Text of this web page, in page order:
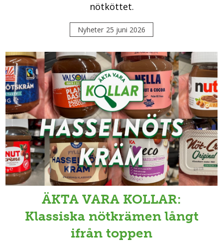
nötköttet.
Nyheter 25 juni 2026
ÄKTA VARA KOLLAR:
Klassiska nötkrämen långt
ifrån toppen